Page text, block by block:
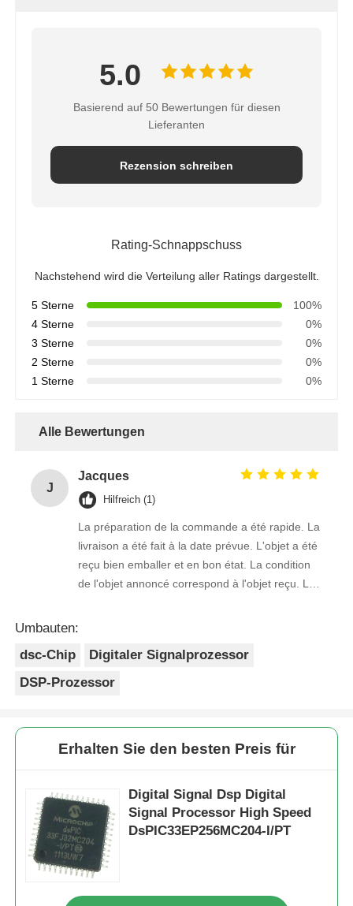
5.0
Basierend auf 50 Bewertungen für diesen
Lieferanten
Rezension schreiben
Rating-Schnappschuss
Nachstehend wird die Verteilung aller Ratings dargestellt.
5 Sterne
100%
4 Sterne
0%
3 Sterne
0%
2 Sterne
0%
1 Sterne
0%
Alle Bewertungen
J
Jacques
Hilfreich (1)
La préparation de la commande a été rapide. La
livraison a été fait à la date prévue. L'objet a été
reçu bien emballer et en bon état. La condition
de l'objet annoncé correspond à l'objet reçu. Le
Umbauten:
dsc-Chip
Digitaler Signalprozessor
DSP-Prozessor
Erhalten Sie den besten Preis für
Digital Signal Dsp Digital
Signal Processor High Speed
DsPIC33EP256MC204-I/PT